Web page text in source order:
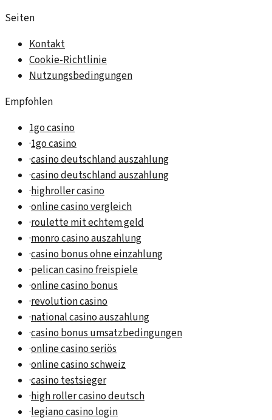
Seiten
Kontakt
Cookie-Richtlinie
Nutzungsbedingungen
Empfohlen
1go casino
·1go casino
·casino deutschland auszahlung
·casino deutschland auszahlung
·highroller casino
·online casino vergleich
·roulette mit echtem geld
·monro casino auszahlung
·casino bonus ohne einzahlung
·pelican casino freispiele
·online casino bonus
·revolution casino
·national casino auszahlung
·casino bonus umsatzbedingungen
·online casino seriös
·online casino schweiz
·casino testsieger
·high roller casino deutsch
·legiano casino login